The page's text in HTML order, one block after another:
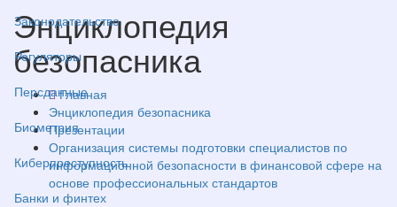
Законодательство
Регуляторы
Персданные
Биометрия
Киберпреступность
Банки и финтех
Энциклопедия
безопасника
Главная
Энциклопедия безопасника
Презентации
Организация системы подготовки специалистов по
информационной безопасности в финансовой сфере на
основе профессиональных стандартов